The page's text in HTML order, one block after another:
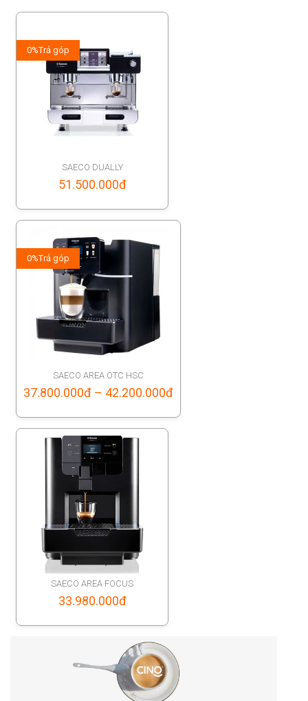
SAECO DUALLY
51.500.000đ
0%Trả góp
SAECO AREA OTC HSC
37.800.000đ – 42.200.000đPrice
range:
0%Trả góp
SAECO AREA FOCUS
33.980.000đ